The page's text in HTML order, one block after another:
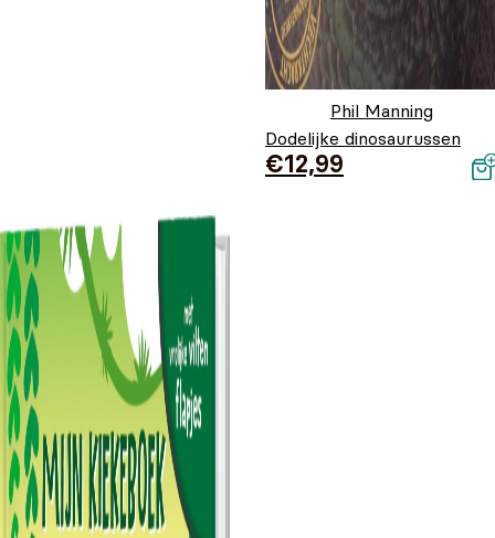
Phil Manning
Dodelijke dinosaurussen
€12,99